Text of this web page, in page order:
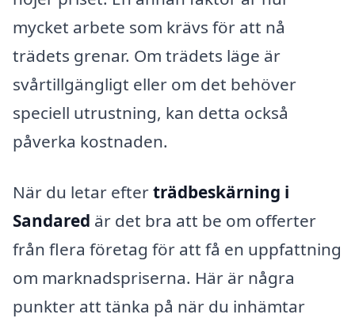
mycket arbete som krävs för att nå
trädets grenar. Om trädets läge är
svårtillgängligt eller om det behöver
speciell utrustning, kan detta också
påverka kostnaden.
När du letar efterträdbeskärning i
Sandared är det bra att be om offerter
från flera företag för att få en uppfattning
om marknadspriserna. Här är några
punkter att tänka på när du inhämtar